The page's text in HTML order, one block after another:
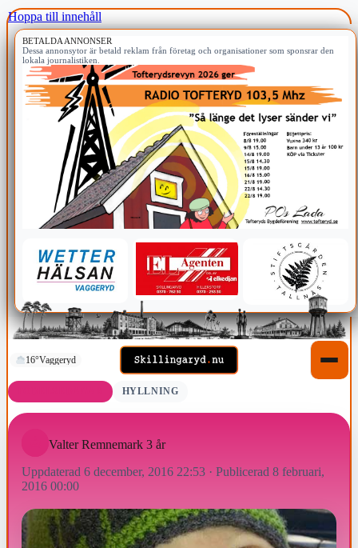
Hoppa till innehåll
BETALDA ANNONSER
Dessa annonsytor är betald reklam från företag och organisationer som sponsrar den
lokala journalistiken.
16°Vaggeryd
HYLLNING
Valter Remnemark 3 år
Uppdaterad 6 december, 2016 22:53 · Publicerad 8 februari,
2016 00:00